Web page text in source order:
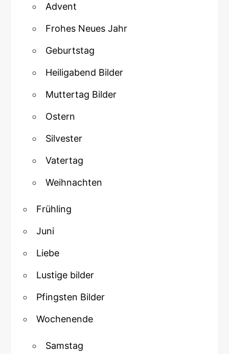
Advent
Frohes Neues Jahr
Geburtstag
Heiligabend Bilder
Muttertag Bilder
Ostern
Silvester
Vatertag
Weihnachten
Frühling
Juni
Liebe
Lustige bilder
Pfingsten Bilder
Wochenende
Samstag